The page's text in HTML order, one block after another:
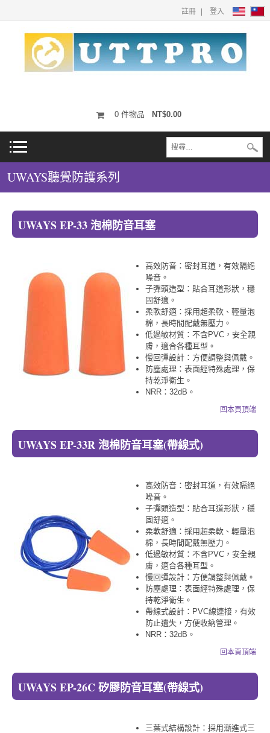
註冊 登入
0 件物品 NT$0.00
UWAYS聽覺防護系列
UWAYS EP-33 泡棉防音耳塞
高效防音：密封耳道，有效隔絕
噪音。
子彈頭造型：貼合耳道形狀，穩
固舒適。
柔軟舒適：採用超柔軟、輕量泡
棉，長時間配戴無壓力。
低過敏材質：不含PVC，安全親
膚，適合各種耳型。
慢回彈設計：方便調整與佩戴。
防塵處理：表面經特殊處理，保
持乾淨衛生。
NRR：32dB。
回本頁頂端
UWAYS EP-33R 泡棉防音耳塞(帶線式)
高效防音：密封耳道，有效隔絕
噪音。
子彈頭造型：貼合耳道形狀，穩
固舒適。
柔軟舒適：採用超柔軟、輕量泡
棉，長時間配戴無壓力。
低過敏材質：不含PVC，安全親
膚，適合各種耳型。
慢回彈設計：方便調整與佩戴。
防塵處理：表面經特殊處理，保
持乾淨衛生。
帶線式設計：PVC線連接，有效
防止遺失，方便收納管理。
NRR：32dB。
回本頁頂端
UWAYS EP-26C 矽膠防音耳塞(帶線式)
三葉式結構設計：採用漸進式三